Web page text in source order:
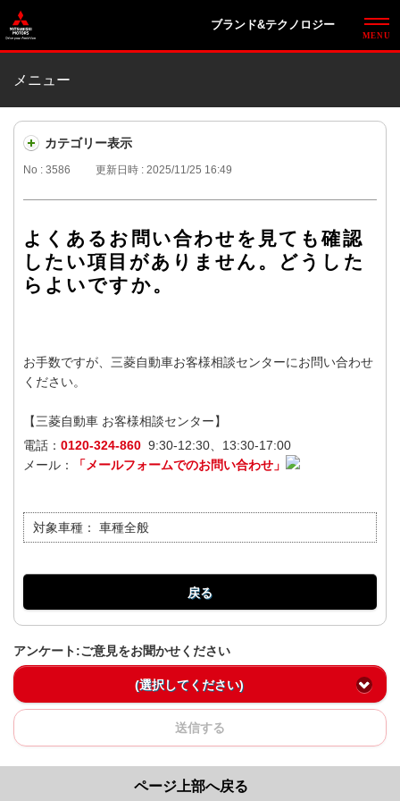
ブランド&テクノロジー
メニュー
カテゴリー表示
No : 3586 更新日時 : 2025/11/25 16:49
よくあるお問い合わせを見ても確認
したい項目がありません。どうした
らよいですか。
お手数ですが、三菱自動車お客様相談センターにお問い合わせ
ください。
【三菱自動車 お客様相談センター】
電話： 0120-324-860 9:30-12:30、13:30-17:00
メール：
「メールフォームでのお問い合わせ」
対象車種： 車種全般
戻る
アンケート:ご意見をお聞かせください
(選択してください)
送信する
ページ上部へ戻る